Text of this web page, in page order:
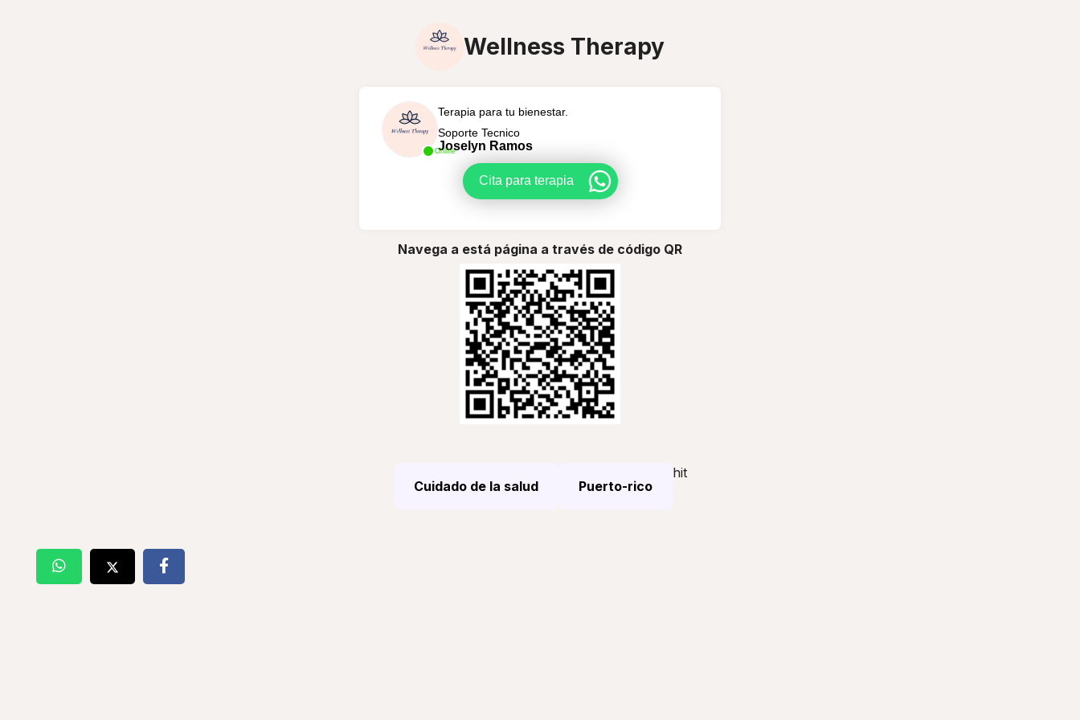
Wellness Therapy
Online
Terapia para tu bienestar.
Soporte Tecnico
Joselyn Ramos
Cita para terapia
Navega a está página a través de código QR
Cuidado de la salud Puerto-rico
hit